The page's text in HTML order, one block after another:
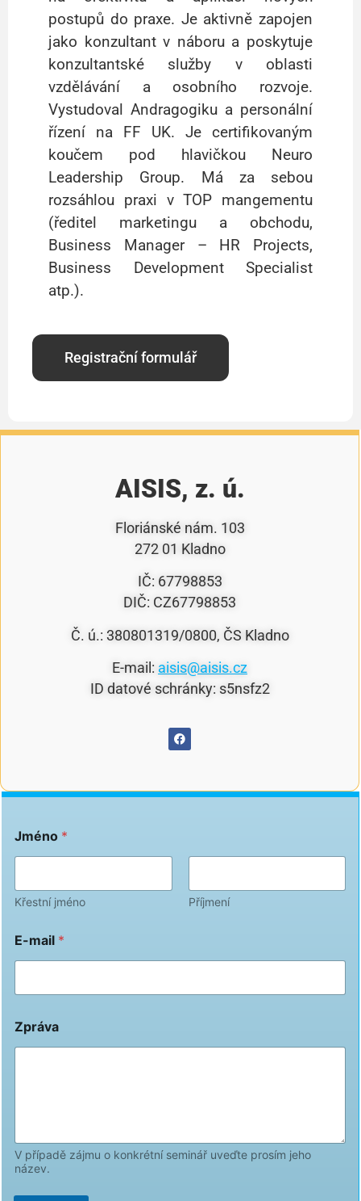
postupů do praxe. Je aktivně zapojen
jako konzultant v náboru a poskytuje
konzultantské služby v oblasti
vzdělávání a osobního rozvoje.
Vystudoval Andragogiku a personální
řízení na FF UK. Je certifikovaným
koučem pod hlavičkou Neuro
Leadership Group. Má za sebou
rozsáhlou praxi v TOP mangementu
(ředitel marketingu a obchodu,
Business Manager – HR Projects,
Business Development Specialist
atp.).
Registrační formulář
AISIS, z. ú.
Floriánské nám. 103
272 01 Kladno
IČ: 67798853
DIČ: CZ67798853
Č. ú.: 380801319/0800, ČS Kladno
E-mail: aisis@aisis.cz
ID datové schránky: s5nsfz2
Jméno *
Křestní jméno Příjmení
E-mail *
Zpráva
V případě zájmu o konkrétní seminář uveďte prosím jeho
název.